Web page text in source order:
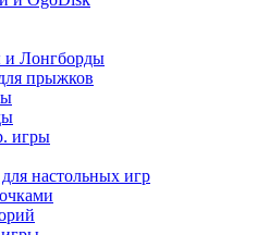
и Лонгборды
прыжков
игры
настольных игр